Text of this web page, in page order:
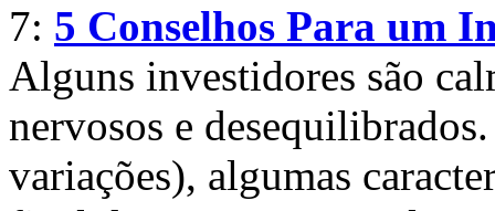
7: 5 Conselhos Para um
Alguns investidores são
nervosos e
variações), algumas